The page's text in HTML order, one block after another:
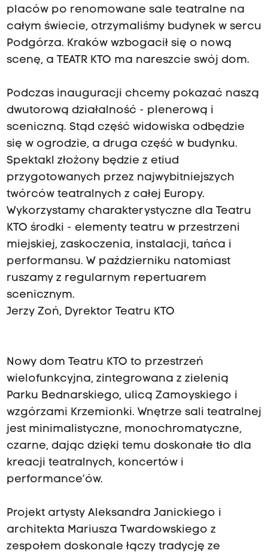
placów po renomowane sale teatralne na
całym świecie, otrzymaliśmy budynek w sercu
Podgórza. Kraków wzbogacił się o nową
scenę, a TEATR KTO ma nareszcie swój dom.
Podczas inauguracji chcemy pokazać naszą
dwutorową działalność - plenerową i
sceniczną. Stąd część widowiska odbędzie
się w ogrodzie, a druga część w budynku.
Spektakl złożony będzie z etiud
przygotowanych przez najwybitniejszych
twórców teatralnych z całej Europy.
Wykorzystamy charakterystyczne dla Teatru
KTO środki - elementy teatru w przestrzeni
miejskiej, zaskoczenia, instalacji, tańca i
performansu. W październiku natomiast
ruszamy z regularnym repertuarem
scenicznym.
Jerzy Zoń, Dyrektor Teatru KTO
Nowy dom Teatru KTO to przestrzeń
wielofunkcyjna, zintegrowana z zielenią
Parku Bednarskiego, ulicą Zamoyskiego i
wzgórzami Krzemionki. Wnętrze sali teatralnej
jest minimalistyczne, monochromatyczne,
czarne, dając dzięki temu doskonałe tło dla
kreacji teatralnych, koncertów i
performance’ów.
Projekt artysty Aleksandra Janickiego i
architekta Mariusza Twardowskiego z
zespołem doskonale łączy tradycję ze